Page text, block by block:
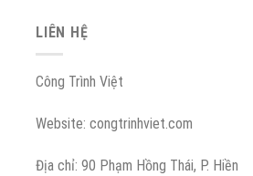
LIÊN HỆ
Công Trình Việt
Website: congtrinhviet.com
Địa chỉ: 90 Phạm Hồng Thái, P. Hiền